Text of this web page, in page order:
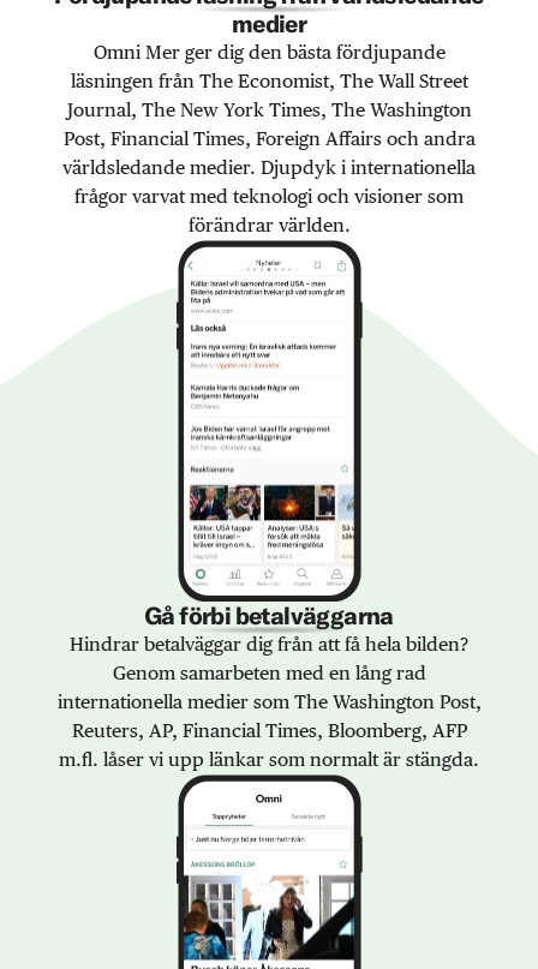
medier
Omni Mer ger dig den bästa fördjupande
läsningen från The Economist, The Wall Street
Journal, The New York Times, The Washington
Post, Financial Times, Foreign Affairs och andra
världsledande medier. Djupdyk i internationella
frågor varvat med teknologi och visioner som
förändrar världen.
Gå förbi betalväggarna
Hindrar betalväggar dig från att få hela bilden?
Genom samarbeten med en lång rad
internationella medier som The Washington Post,
Reuters, AP, Financial Times, Bloomberg, AFP
m.fl. låser vi upp länkar som normalt är stängda.